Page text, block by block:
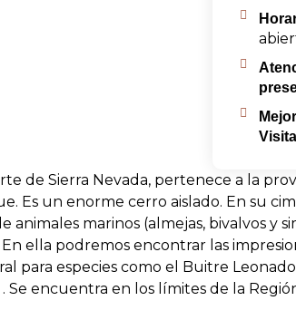
Visita
de Sierra Nevada, pertenece a la
Es un enorme cerro aislado. En su
marinos (almejas, bivalvos y
ella podremos encontrar las
para especies como el Buitre
encuentra en los límites de la